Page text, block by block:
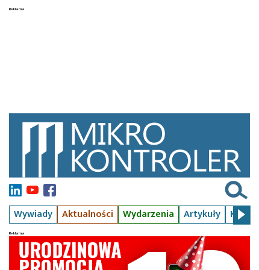
Wywiady Aktualności Wydarzenia Artykuły Kursy